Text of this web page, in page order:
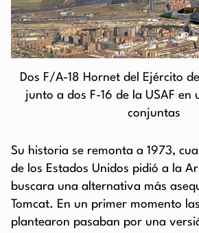
Dos F/A-18 Hornet del Ejército
junto a dos F-16 de la USAF en
conjuntas
Su historia se remonta a 1973,
de los Estados Unidos pidió a la
buscara una alternativa más
Tomcat. En un primer momento
plantearon pasaban por una